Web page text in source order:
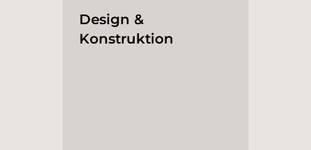
Design &
Konstruktion